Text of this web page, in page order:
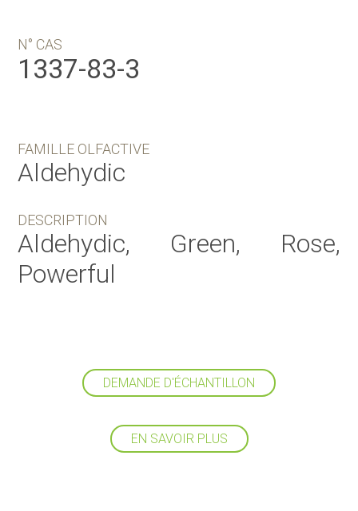
N° CAS
1337-83-3
FAMILLE OLFACTIVE
Aldehydic
DESCRIPTION
Aldehydic, Green, Rose,
Powerful
DEMANDE D'ÉCHANTILLON
EN SAVOIR PLUS